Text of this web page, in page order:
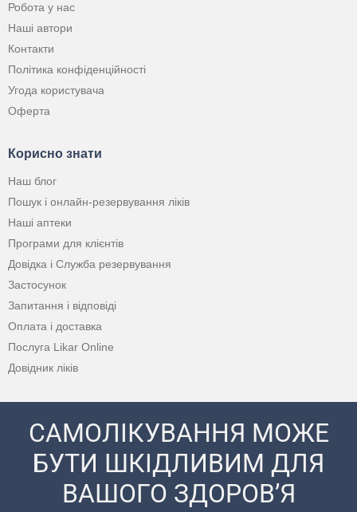
Робота у нас
Наші автори
Контакти
Політика конфіденційності
Угода користувача
Оферта
Корисно знати
Наш блог
Пошук і онлайн-резервування ліків
Наші аптеки
Програми для клієнтів
Довідка і Служба резервування
Застосунок
Запитання і відповіді
Оплата і доставка
Послуга Likar Online
Довідник ліків
САМОЛІКУВАННЯ МОЖЕ
БУТИ ШКІДЛИВИМ ДЛЯ
ВАШОГО ЗДОРОВ’Я